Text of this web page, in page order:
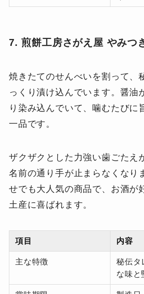
7. 煎餅工房さがえ屋 やみつ
焼きたてのせんべいを割って、
っくり漬け込んでいます。醤油
り染み込んでいて、噛むたびに
一品です。
ザクザクとした力強い歯ごたえ
名前の通り手が止まらなくなり
せでも大人気の商品で、お酒が
土産に喜ばれます。
項目 内容
主な特徴
秘伝タ
な味と